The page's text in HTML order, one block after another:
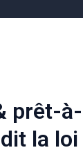
prêt-
la loi